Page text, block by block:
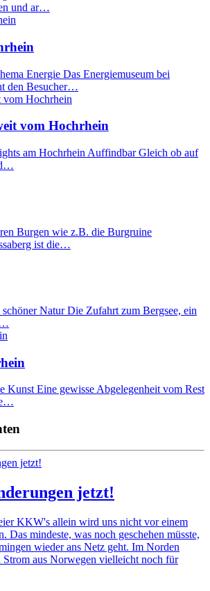
und ar…
Energie Das Energiemuseum bei
den Besucher…
vom Hochrhein
am Hochrhein Auffindbar Gleich ob auf
Burgen wie z.B. die Burgruine
ist die…
Natur Die Zufahrt zum Bergsee, ein
Kunst Eine gewisse Abgelegenheit vom Rest
jetzt!
KKW's allein wird uns nicht vor einem
Das mindeste, was noch geschehen müsste,
wieder ans Netz geht. Im Norden
aus Norwegen vielleicht noch für